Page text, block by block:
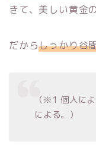
きて、美しい黄金
だからしっかり谷
（※1 個人に
による。）